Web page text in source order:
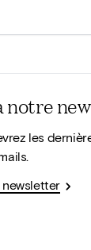
notre
les
newsletter